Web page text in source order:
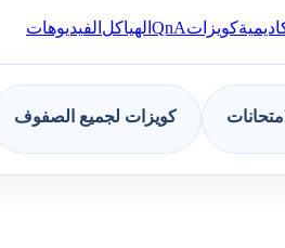
كويزاتQnA الهياكل الفيديوهات
كويزات لجميع الصفوف